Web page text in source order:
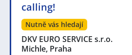
calling!
Nutně vás hledají
DKV EURO SERVICE s.r.o.
Michle, Praha